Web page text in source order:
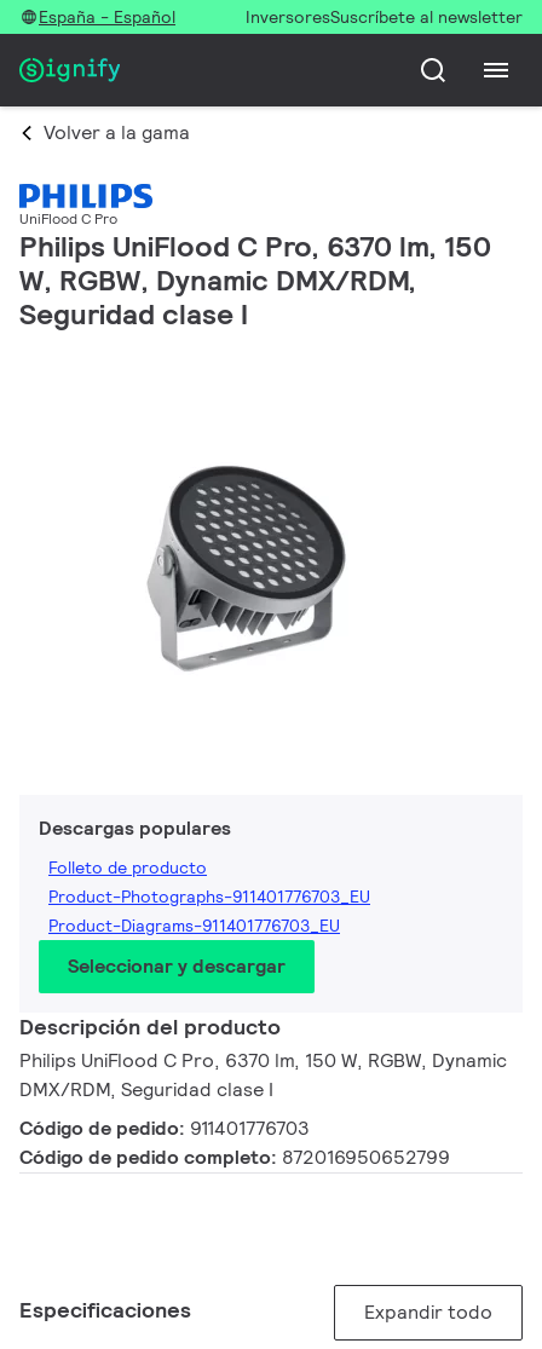
España - Español InversoresSuscríbete al newsletter
Volver a la gama
UniFlood C Pro
Philips UniFlood C Pro, 6370 lm, 150
W, RGBW, Dynamic DMX/RDM,
Seguridad clase I
Descargas populares
Folleto de producto
Product-Photographs-911401776703_EU
Product-Diagrams-911401776703_EU
Seleccionar y descargar
Descripción del producto
Philips UniFlood C Pro, 6370 lm, 150 W, RGBW, Dynamic
DMX/RDM, Seguridad clase I
Código de pedido: 911401776703
Código de pedido completo: 872016950652799
Especificaciones Expandir todo